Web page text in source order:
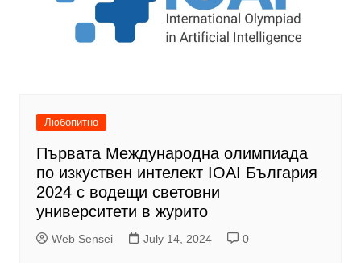
Любопитно
Първата Международна олимпиада
по изкуствен интелект IOAI България
2024 с водещи световни
университети в журито
Web Sensei July 14, 2024 0